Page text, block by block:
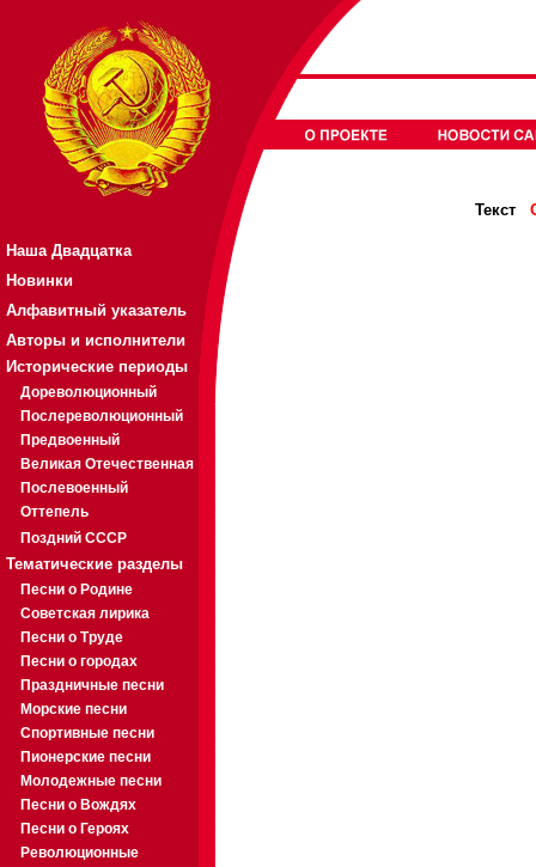
Наша Двадцатка
Новинки
Алфавитный указатель
Авторы и исполнители
Исторические периоды
Дореволюционный
Послереволюционный
Предвоенный
Великая Отечественная
Послевоенный
Оттепель
Поздний СССР
Тематические разделы
Песни о Родине
Советская лирика
Песни о Труде
Песни о городах
Праздничные песни
Морские песни
Спортивные песни
Пионерские песни
Молодежные песни
Песни о Вождях
Песни о Героях
Революционные
Текст